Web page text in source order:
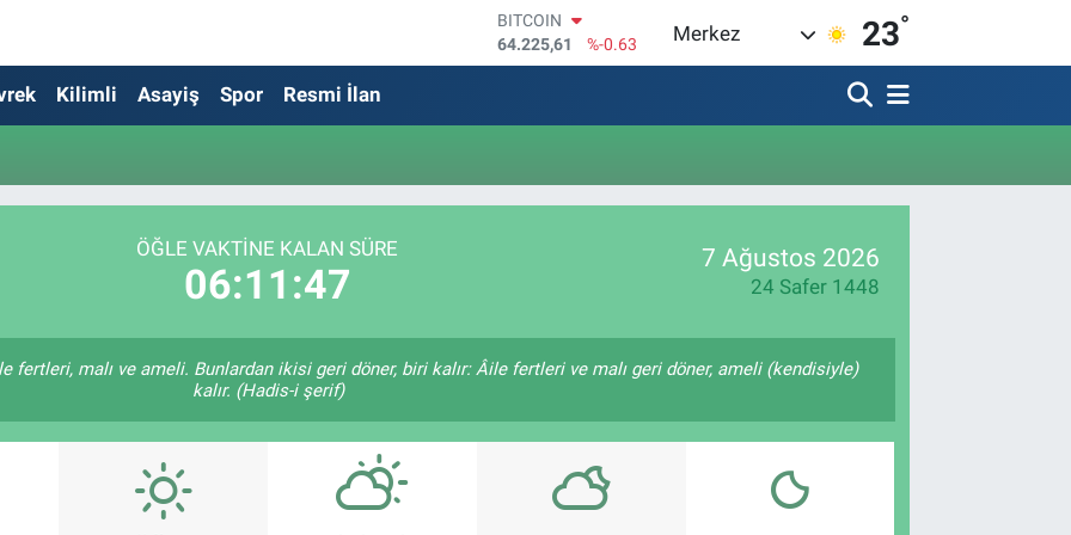
BITCOIN
64.225,61
%-0.63
DOLAR
64,2463
%0.07
GRAM ALTIN
Merkez 23°
Kilimli Asayiş Spor Resmi İlan
ÖĞLE VAKTINE KALAN SÜRE
06:11:47
7 Ağustos 2026
24 Safer 1448
fertleri, malı ve ameli. Bunlardan ikisi geri döner, biri kalır: Âile fertleri ve malı geri döner, ameli (kendisiyle)
kalır. (Hadis-i şerif)